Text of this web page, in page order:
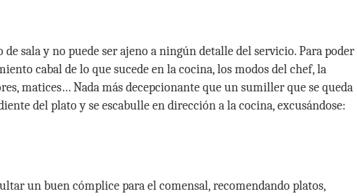
sala y no puede ser ajeno a ningún detalle del servicio. Para poder
cabal de lo que sucede en la cocina, los modos del chef, la
matices… Nada más decepcionante que un sumiller que se queda
del plato y se escabulle en dirección a la cocina, excusándose:
un buen cómplice para el comensal, recomendando platos,